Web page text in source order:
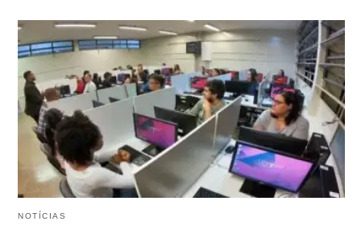
NOTÍCIAS